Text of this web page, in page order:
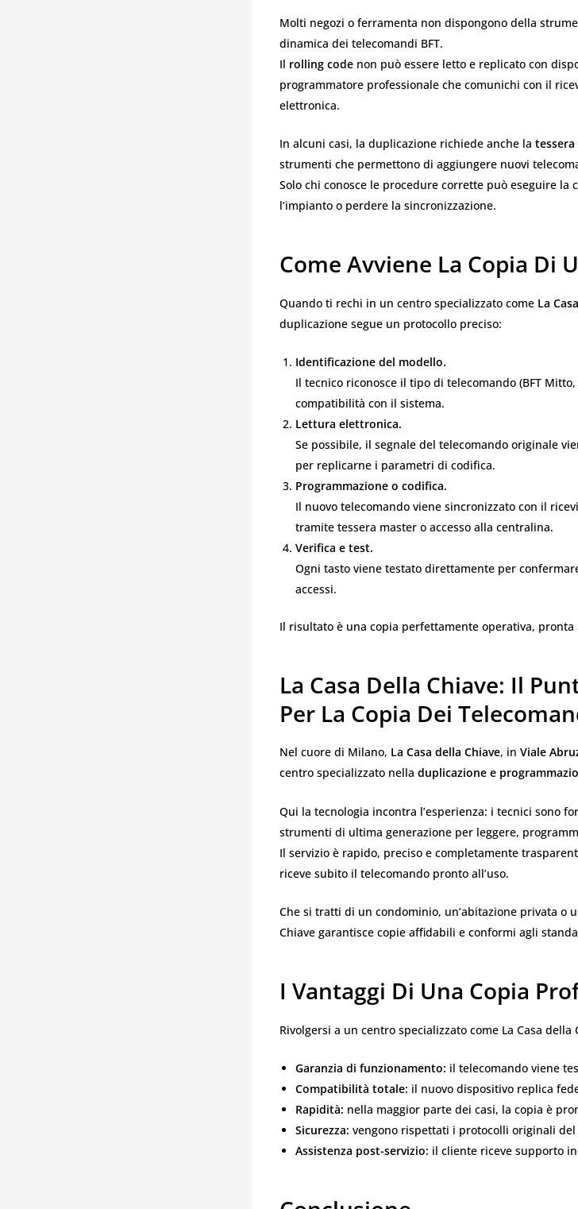
Molti negozi o ferramenta non dispongono della
dinamica dei telecomandi BFT.
Il rolling code non può essere letto e replicato con
programmatore professionale che comunichi con il
elettronica.
In alcuni casi, la duplicazione richiede anche la tessera
strumenti che permettono di aggiungere nuovi
Solo chi conosce le procedure corrette può eseguire la
l’impianto o perdere la sincronizzazione.
Come Avviene La Copia Di
Quando ti rechi in un centro specializzato come La
duplicazione segue un protocollo preciso:
Identificazione del modello.
Il tecnico riconosce il tipo di telecomando (BFT
compatibilità con il sistema.
Lettura elettronica.
Se possibile, il segnale del telecomando originale
per replicarne i parametri di codifica.
Programmazione o codifica.
Il nuovo telecomando viene sincronizzato con il
tramite tessera master o accesso alla centralina.
Verifica e test.
Ogni tasto viene testato direttamente per
accessi.
Il risultato è una copia perfettamente operativa, pronta
La Casa Della Chiave: Il
Per La Copia Dei
Nel cuore di Milano, La Casa della Chiave, in Viale
centro specializzato nella duplicazione e
Qui la tecnologia incontra l’esperienza: i tecnici sono
strumenti di ultima generazione per leggere,
Il servizio è rapido, preciso e completamente
riceve subito il telecomando pronto all’uso.
Che si tratti di un condominio, un’abitazione privata o
Chiave garantisce copie affidabili e conformi agli
I Vantaggi Di Una Copia
Rivolgersi a un centro specializzato come La Casa
Garanzia di funzionamento: il telecomando viene
Compatibilità totale: il nuovo dispositivo replica
Rapidità: nella maggior parte dei casi, la copia è
Sicurezza: vengono rispettati i protocolli originali
Assistenza post-servizio: il cliente riceve supporto